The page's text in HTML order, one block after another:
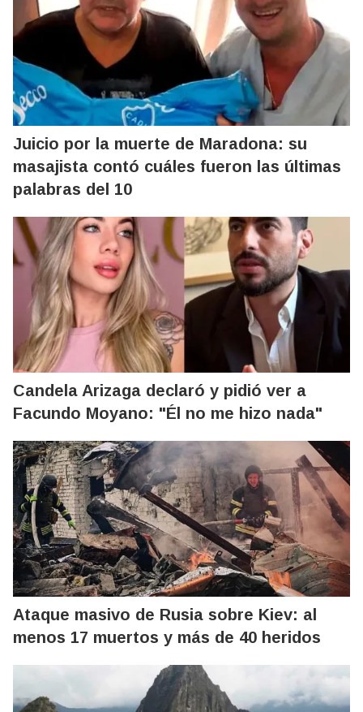
Juicio por la muerte de Maradona: su
masajista contó cuáles fueron las últimas
palabras del 10
Candela Arizaga declaró y pidió ver a
Facundo Moyano: "Él no me hizo nada"
Ataque masivo de Rusia sobre Kiev: al
menos 17 muertos y más de 40 heridos